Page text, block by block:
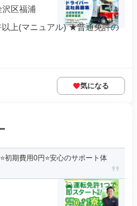
区福浦
上(マニュアル) ★普通免許の
気になる
初期費用0円⭐️安心のサポート体